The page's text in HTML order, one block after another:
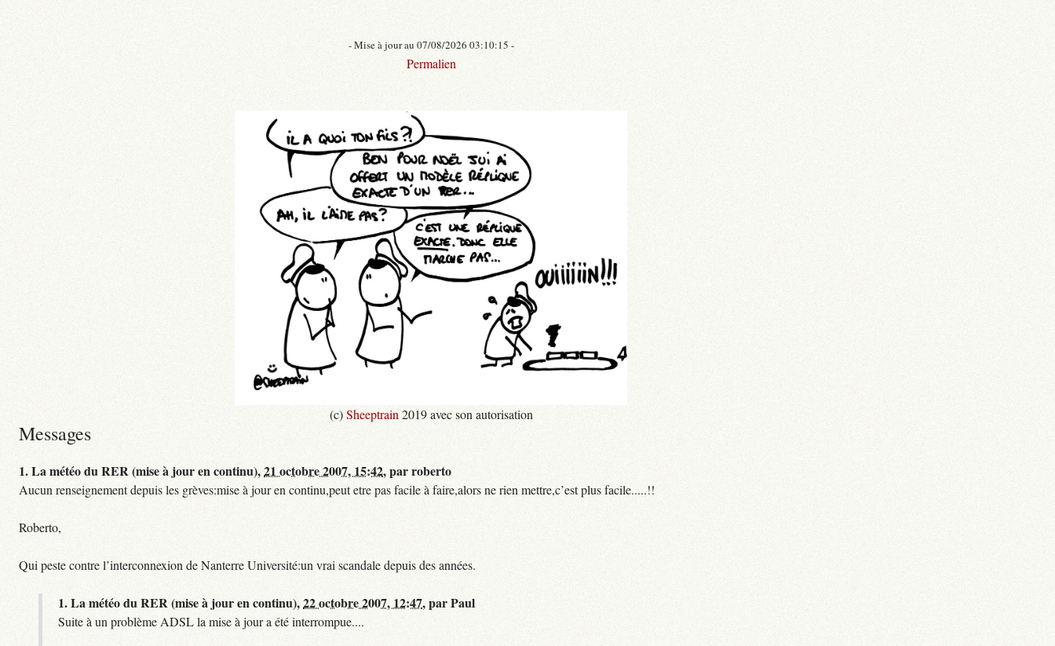
- Mise à jour au 07/08/2026 03:10:15 -
Permalien
(c)Sheeptrain 2019 avec son autorisation
Messages
1.La météo du RER (mise à jour en continu),21 octobre 2007, 15:42,parroberto
Aucun renseignement depuis les grèves:mise à jour en continu,peut etre pas facile à faire,alors ne rien mettre,c’est plus facile.....!!
Roberto,
Qui peste contre l’interconnexion de Nanterre Université:un vrai scandale depuis des années.
1.La météo du RER (mise à jour en continu),22 octobre 2007, 12:47,parPaul
Suite à un problème ADSL la mise à jour a été interrompue....